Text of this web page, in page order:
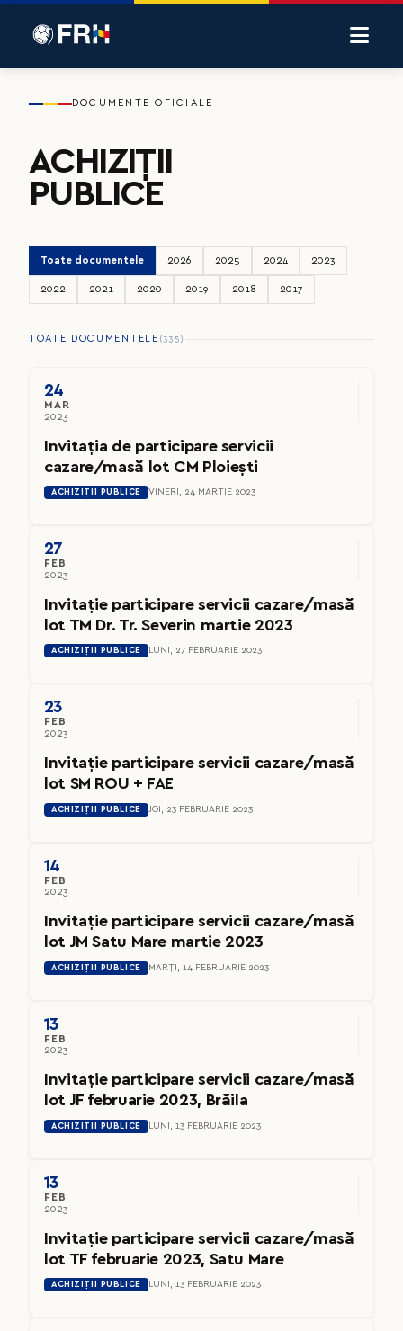
DOCUMENTE OFICIALE
ACHI­ZIȚII
PUBLICE
Toate documentele 2026 2025 2024 2023
2022 2021 2020 2019 2018 2017
TOATE DOCUMENTELE (335)
24
MAR
2023
Invitația de participare servicii
cazare/masă lot CM Ploiești
ACHIZIȚII PUBLICE VINERI, 24 MARTIE 2023
27
FEB
2023
Invitație participare servicii cazare/masă
lot TM Dr. Tr. Severin martie 2023
ACHIZIȚII PUBLICE LUNI, 27 FEBRUARIE 2023
23
FEB
2023
Invitație participare servicii cazare/masă
lot SM ROU + FAE
ACHIZIȚII PUBLICE JOI, 23 FEBRUARIE 2023
14
FEB
2023
Invitație participare servicii cazare/masă
lot JM Satu Mare martie 2023
ACHIZIȚII PUBLICE MARȚI, 14 FEBRUARIE 2023
13
FEB
2023
Invitație participare servicii cazare/masă
lot JF februarie 2023, Brăila
ACHIZIȚII PUBLICE LUNI, 13 FEBRUARIE 2023
13
FEB
2023
Invitație participare servicii cazare/masă
lot TF februarie 2023, Satu Mare
ACHIZIȚII PUBLICE LUNI, 13 FEBRUARIE 2023